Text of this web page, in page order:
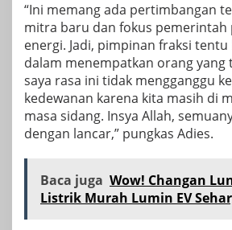
“Ini memang ada pertimbangan
mitra baru dan fokus pemerintah
energi. Jadi, pimpinan fraksi
dalam menempatkan orang yang
saya rasa ini tidak mengganggu
kedewanan karena kita masih di
masa sidang. Insya Allah,
dengan lancar,” pungkas Adies.
Baca juga Wow! Changan
Listrik Murah Lumin EV